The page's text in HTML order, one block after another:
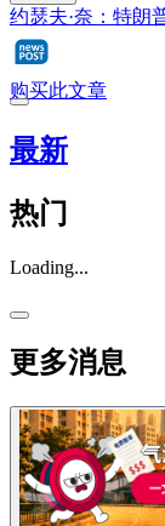
约瑟夫·奈：特朗
购买此文章
最新
热门
Loading...
更多消息